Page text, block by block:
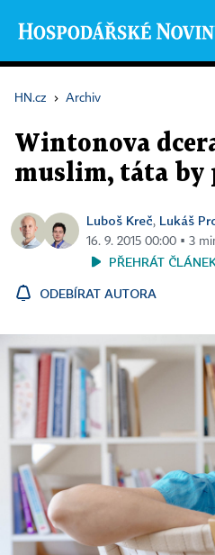
HN.cz › Archiv
Wintonova
muslim, táta by
Luboš Kreč, Lukáš
16. 9. 2015 00:00 ▪ 3
PŘEHRÁT
ODEBÍRAT AUTORA